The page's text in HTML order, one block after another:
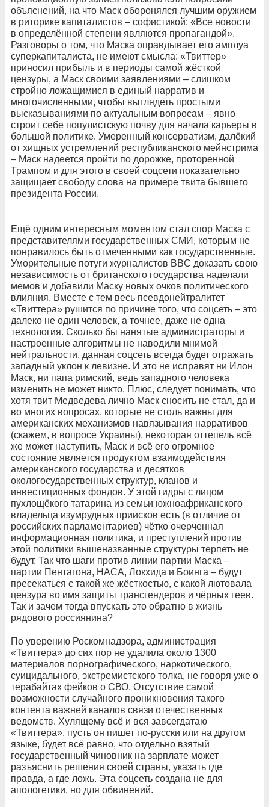
объяснений, на что Маск оборонялся лучшим оружием
в риторике капиталистов – софистикой: «Все новости
в определённой степени являются пропагандой».
Разговоры о том, что Маска оправдывает его амплуа
суперкапиталиста, не имеют смысла: «Твиттер»
приносил прибыль и в периоды самой жёсткой
цензуры, а Маск своими заявлениями – слишком
стройно ложащимися в единый нарратив и
многочисленными, чтобы выглядеть простыми
высказываниями по актуальным вопросам – явно
строит себе популистскую почву для начала карьеры в
большой политике. Умеренный консерватизм, далёкий
от хищных устремлений республиканского мейнстрима
– Маск надеется пройти по дорожке, проторенной
Трампом и для этого в своей соцсети показательно
защищает свободу слова на примере твита бывшего
президента России.
Ещё одним интересным моментом стал спор Маска с
представителями государственных СМИ, которым не
понравилось быть отмеченными как государственные.
Уморительные потуги журналистов BBC доказать свою
независимость от британского государства наделали
мемов и добавили Маску новых очков политического
влияния. Вместе с тем весь псевдонейтралитет
«Твиттера» рушится по причине того, что соцсеть – это
далеко не один человек, а точнее, даже не одна
технология. Сколько бы нанятые администраторы и
настроенные алгоритмы не наводили мнимой
нейтральности, данная соцсеть всегда будет отражать
западный уклон к левизне. И это не исправят ни Илон
Маск, ни папа римский, ведь западного человека
изменить не может никто. Плюс, следует понимать, что
хотя твит Медведева лично Маск сносить не стал, да и
во многих вопросах, которые не столь важны для
американских механизмов навязывания нарративов
(скажем, в вопросе Украины), некоторая оттепель всё
же может наступить, Маск и всё его огромное
состояние является продуктом взаимодействия
американского государства и десятков
окологосударственных структур, кланов и
инвестиционных фондов. У этой гидры с лицом
пухлощёкого татарина из семьи южноафриканского
владельца изумрудных приисков есть (в отличие от
российских парламентариев) чётко очерченная
информационная политика, и преступлений против
этой политики вышеназванные структуры терпеть не
будут. Так что шаги против линии партии Маска –
партии Пентагона, НАСА, Локхида и Боинга – будут
пресекаться с такой же жёсткостью, с какой лютовала
цензура во имя защиты трансгендеров и чёрных геев.
Так и зачем тогда впускать это обратно в жизнь
рядового россиянина?
По уверению Роскомнадзора, администрация
«Твиттера» до сих пор не удалила около 1300
материалов порнографического, наркотического,
суицидального, экстремистского толка, не говоря уже о
терабайтах фейков о СВО. Отсутствие самой
возможности случайного проникновения такого
контента важней каналов связи отечественных
ведомств. Хулящему всё и вся завсегдатаю
«Твиттера», пусть он пишет по-русски или на другом
языке, будет всё равно, что отдельно взятый
государственный чиновник на зарплате может
разъяснить решения своей страны, указать где
правда, а где ложь. Эта соцсеть создана не для
апологетики, но для обвинений.